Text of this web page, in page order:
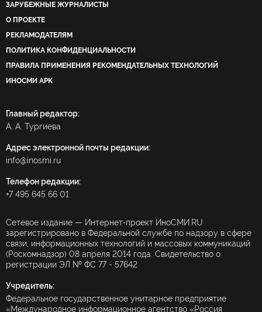
ЗАРУБЕЖНЫЕ ЖУРНАЛИСТЫ
О ПРОЕКТЕ
РЕКЛАМОДАТЕЛЯМ
ПОЛИТИКА КОНФИДЕНЦИАЛЬНОСТИ
ПРАВИЛА ПРИМЕНЕНИЯ РЕКОМЕНДАТЕЛЬНЫХ ТЕХНОЛОГИЙ
ИНОСМИ APK
Главный редактор:
А. А. Тургиева
Адрес электронной почты редакции:
info@inosmi.ru
Телефон редакции:
+7 495 645 66 01
Сетевое издание — Интернет-проект ИноСМИ.RU
зарегистрировано в Федеральной службе по надзору в сфере
связи, информационных технологий и массовых коммуникаций
(Роскомнадзор) 08 апреля 2014 года. Свидетельство о
регистрации ЭЛ № ФС 77 - 57642
Учредитель:
Федеральное государственное унитарное предприятие
«Международное информационное агентство «Россия